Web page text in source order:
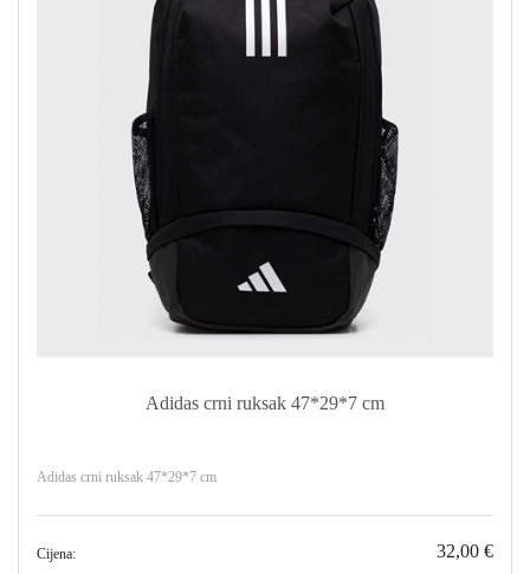
Adidas crni ruksak 47*29*7 cm
Adidas crni ruksak 47*29*7 cm
Cijena: 32,00 €